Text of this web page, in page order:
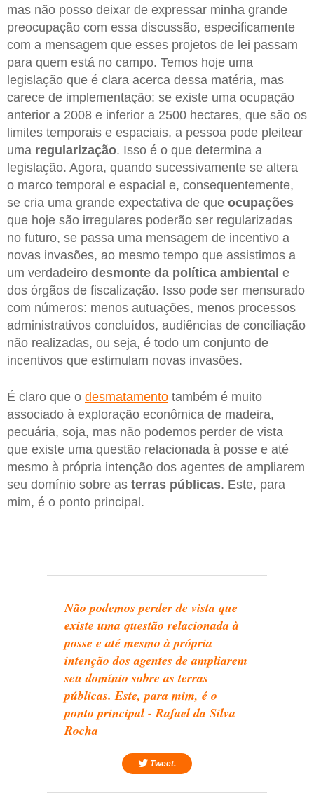
mas não posso deixar de expressar minha grande
preocupação com essa discussão, especificamente
com a mensagem que esses projetos de lei passam
para quem está no campo. Temos hoje uma
legislação que é clara acerca dessa matéria, mas
carece de implementação: se existe uma ocupação
anterior a 2008 e inferior a 2500 hectares, que são os
limites temporais e espaciais, a pessoa pode pleitear
uma regularização. Isso é o que determina a
legislação. Agora, quando sucessivamente se altera
o marco temporal e espacial e, consequentemente,
se cria uma grande expectativa de que ocupações
que hoje são irregulares poderão ser regularizadas
no futuro, se passa uma mensagem de incentivo a
novas invasões, ao mesmo tempo que assistimos a
um verdadeiro desmonte da política ambiental e
dos órgãos de fiscalização. Isso pode ser mensurado
com números: menos autuações, menos processos
administrativos concluídos, audiências de conciliação
não realizadas, ou seja, é todo um conjunto de
incentivos que estimulam novas invasões.
É claro que o desmatamento também é muito
associado à exploração econômica de madeira,
pecuária, soja, mas não podemos perder de vista
que existe uma questão relacionada à posse e até
mesmo à própria intenção dos agentes de ampliarem
seu domínio sobre as terras públicas. Este, para
mim, é o ponto principal.
Não podemos perder de vista que
existe uma questão relacionada à
posse e até mesmo à própria
intenção dos agentes de ampliarem
seu domínio sobre as terras
públicas. Este, para mim, é o
ponto principal - Rafael da Silva
Rocha
Tweet.